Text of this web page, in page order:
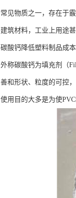
常见物质之一，存在于
建筑材料，工业上用途甚
碳酸钙降低塑料制品成
外称碳酸钙为填充剂（
善和形状、粒度的可控
使用目的大多是为使